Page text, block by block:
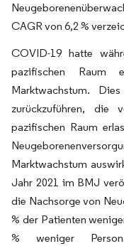
CAGR von 6,2 %
COVID-19 hatte
pazifischen Raum
Marktwachstum.
zurückzuführen, die
pazifischen Raum
Marktwachstum
Jahr 2021 im BMJ
die Nachsorge von
% der Patienten
% weniger